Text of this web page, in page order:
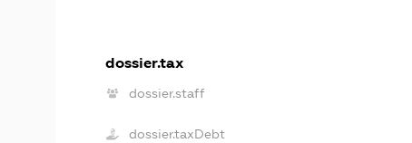
dossier.tax
dossier.staff
dossier.taxDebt